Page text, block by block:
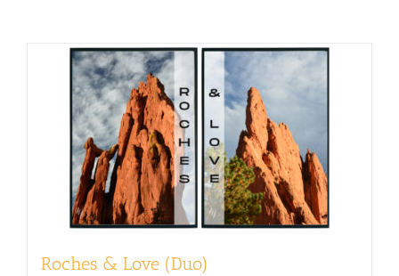
Roches & Love (Duo)